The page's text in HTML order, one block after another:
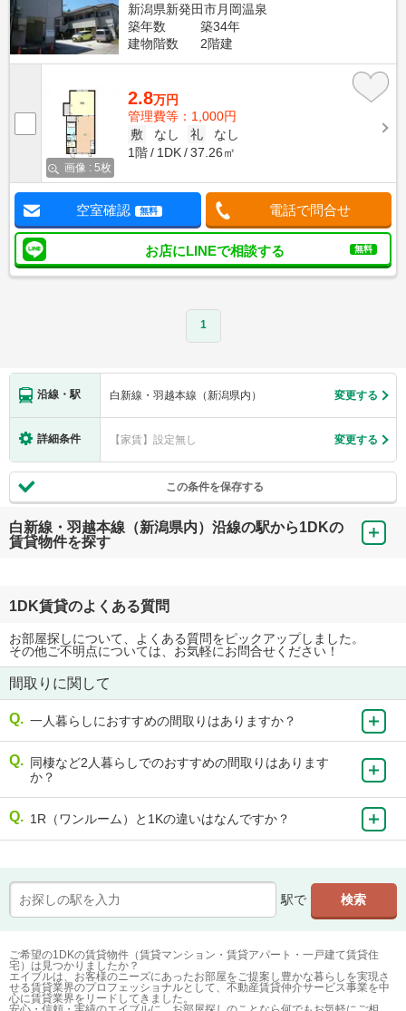
新潟県新発田市月岡温泉
築年数
築34年
建物階数
2階建
画像 : 5枚
2.8万円
管理費等：1,000円
敷
なし 礼
なし
1階
1DK 37.26㎡
空室確認 無料 電話で問合せ
お店にLINEで相談する 無料
1
沿線・駅 白新線・羽越本線（新潟県内） 変更する
詳細条件 【家賃】設定無し 変更する
この条件を保存する
白新線・羽越本線（新潟県内）沿線の駅から1DKの
賃貸物件を探す
1DK賃貸のよくある質問
お部屋探しについて、よくある質問をピックアップしました。
その他ご不明点については、お気軽にお問合せください！
間取りに関して
一人暮らしにおすすめの間取りはありますか？
同棲など2人暮らしでのおすすめの間取りはあります
か？
1R（ワンルーム）と1Kの違いはなんですか？
駅で
ご希望の1DKの賃貸物件（賃貸マンション・賃貸アパート・一戸建て賃貸住
宅）は見つかりましたか？
エイブルは、お客様のニーズにあったお部屋をご提案し豊かな暮らしを実現さ
せる賃貸業界のプロフェッショナルとして、不動産賃貸仲介サービス事業を中
心に賃貸業界をリードしてきました。